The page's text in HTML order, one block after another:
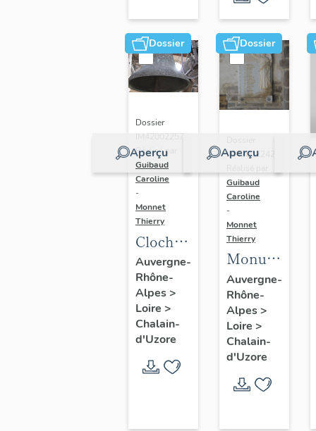
Dossier
Aperçu
Dossier
IM42002257 |
Réalisé par
Guibaud
Caroline
-
Monnet
Thierry
Cloche :
(n°3)
Auvergne-
Rhône-
Alpes>
Loire >
Chalain-
d'Uzore
Dossier
Aperçu
IM42002242 |
Guibaud
Caroline
-
Monnet
Thierry
Monument
aux
morts
Auvergne-
Rhône-
Alpes>
Loire >
Chalain-
d'Uzore